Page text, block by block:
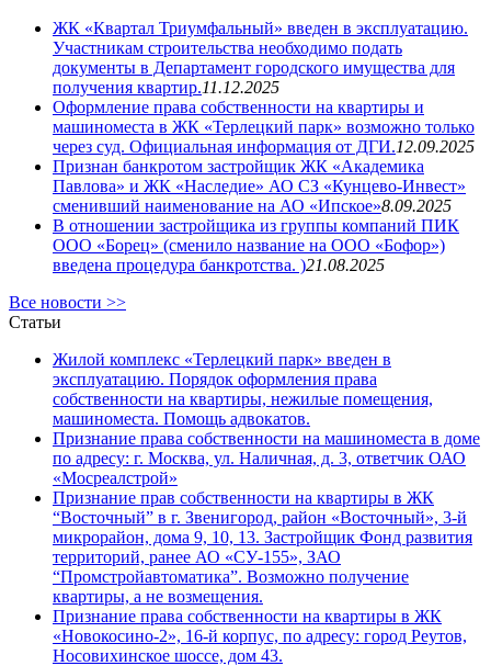
ЖК «Квартал Триумфальный» введен в эксплуатацию.
Участникам строительства необходимо подать
документы в Департамент городского имущества для
получения квартир.11.12.2025
Оформление права собственности на квартиры и
машиноместа в ЖК «Терлецкий парк» возможно только
через суд. Официальная информация от ДГИ.12.09.2025
Признан банкротом застройщик ЖК «Академика
Павлова» и ЖК «Наследие» АО СЗ «Кунцево-Инвест»
сменивший наименование на АО «Ипское»8.09.2025
В отношении застройщика из группы компаний ПИК
ООО «Борец» (сменило название на ООО «Бофор»)
введена процедура банкротства. )21.08.2025
Все новости >>
Статьи
Жилой комплекс «Терлецкий парк» введен в
эксплуатацию. Порядок оформления права
собственности на квартиры, нежилые помещения,
машиноместа. Помощь адвокатов.
Признание права собственности на машиноместа в доме
по адресу: г. Москва, ул. Наличная, д. 3, ответчик ОАО
«Мосреалстрой»
Признание прав собственности на квартиры в ЖК
“Восточный” в г. Звенигород, район «Восточный», 3-й
микрорайон, дома 9, 10, 13. Застройщик Фонд развития
территорий, ранее АО «СУ-155», ЗАО
“Промстройавтоматика”. Возможно получение
квартиры, а не возмещения.
Признание права собственности на квартиры в ЖК
«Новокосино-2», 16-й корпус, по адресу: город Реутов,
Носовихинское шоссе, дом 43.